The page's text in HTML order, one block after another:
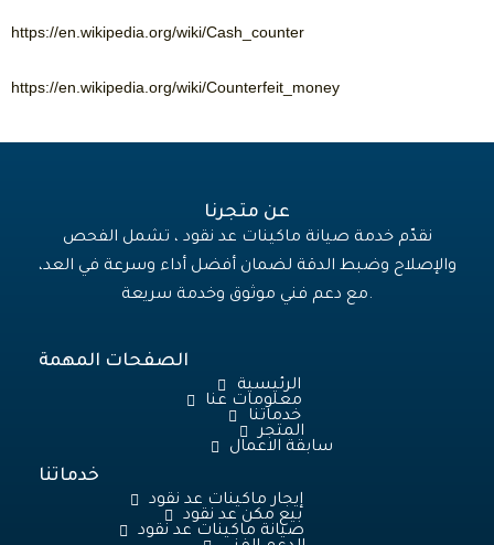
https://en.wikipedia.org/wiki/Cash_counter
https://en.wikipedia.org/wiki/Counterfeit_money
عن متجرنا
نقدّم خدمة صيانة ماكينات عد نقود ، تشمل الفحص
والإصلاح وضبط الدقة لضمان أفضل أداء وسرعة في العد،
مع دعم فني موثوق وخدمة سريعة.
الصفحات المهمة
الرئيسية
معلومات عنا
خدماتنا
المتجر
سابقة الاعمال
خدماتنا
إيجار ماكينات عد نقود
بيع مكن عد نقود
صيانة ماكينات عد نقود